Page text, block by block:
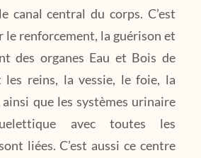
canal central du corps. C’est
le renforcement, la guérison et
des organes Eau et Bois de
les reins, la vessie, le foie, la
que les systèmes urinaire
avec toutes les
liées. C’est aussi ce centre